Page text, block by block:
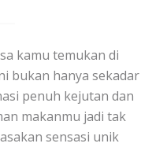
kamu temukan di
bukan hanya sekadar
penuh kejutan dan
makanmu jadi tak
sensasi unik